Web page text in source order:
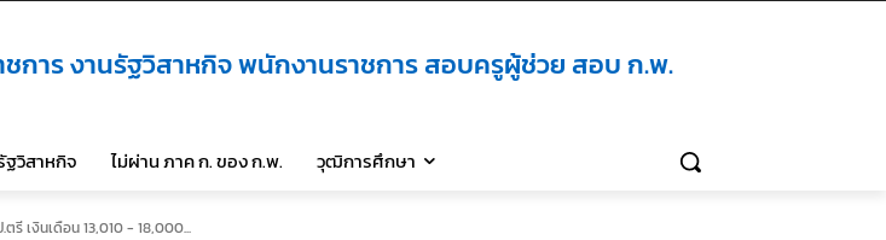
ชการ งานรัฐวิสาหกิจ พนักงานราชการ สอบครูผู้ช่วย สอบ ก.พ.
ฐวิสาหกิจ ไม่ผ่าน ภาค ก. ของ ก.พ. วุฒิการศึกษา
รี เงินเดือน 13,010 - 18,000...